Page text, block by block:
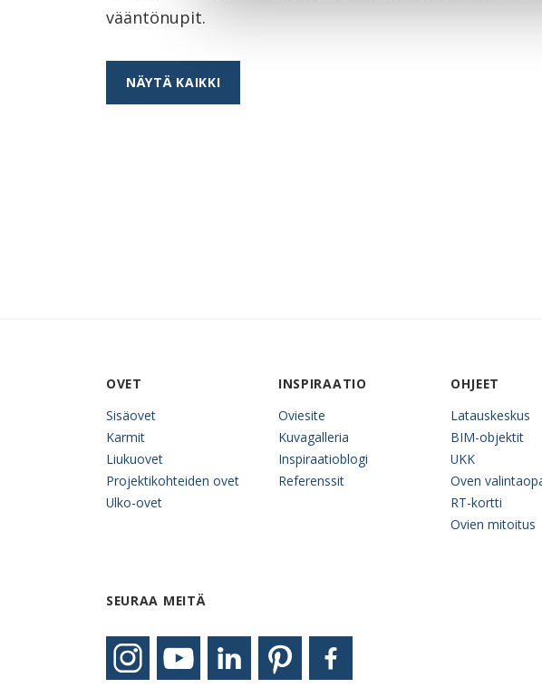
vääntönupit.
NÄYTÄ KAIKKI
OVET
Sisäovet
Karmit
Liukuovet
Projektikohteiden ovet
Ulko-ovet
INSPIRAATIO
Oviesite
Kuvagalleria
Inspiraatioblogi
Referenssit
OHJEET
Latauskeskus
BIM-objektit
UKK
Oven
RT-kortti
Ovien mitoitus
SEURAA MEITÄ